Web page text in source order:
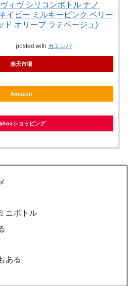
ィヴ シリコンボトル ナノ
イビー ミルキーピンク ベリー
ド オリーブ ラテベージュ)
posted with カエレバ
楽天市場
Amazon
ショッピング
ニボトル
ある